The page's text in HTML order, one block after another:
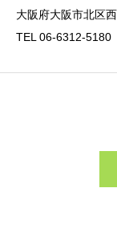
大阪府大阪市北区
TEL 06-6312-5180